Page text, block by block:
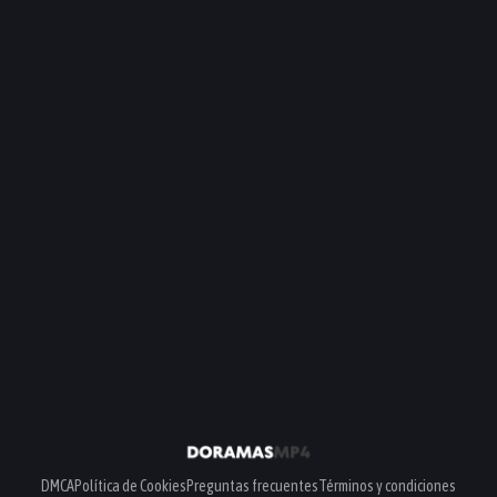
DMCAPolítica de CookiesPreguntas frecuentesTérminos y condiciones